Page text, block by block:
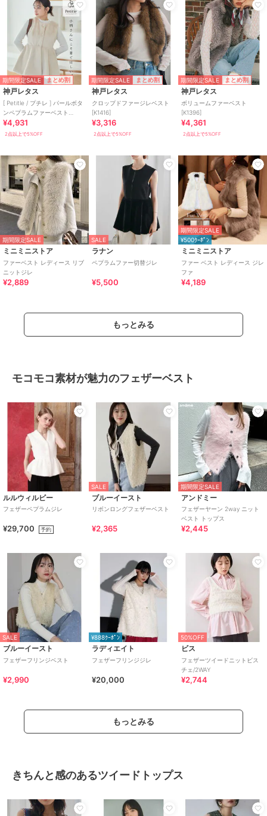
期間限定SALE まとめ割
神戸レタス
[ Petitle / プチレ ] パールボタ
ンペプラムファーベスト
[K1260]
¥4,931
2点以上で5%OFF
期間限定SALE まとめ割
神戸レタス
クロップドファージレベスト
[K1416]
¥3,316
2点以上で5%OFF
期間限定SALE まとめ割
神戸レタス
ボリュームファーベスト
[K1396]
¥4,361
2点以上で5%OFF
期間限定SALE
ミニミニストア
ファーベスト レディース リブ
ニットジレ
¥2,889
SALE
ラナン
ペプラムファー切替ジレ
¥5,500
期間限定SALE
¥500ｸｰﾎﾟﾝ
ミニミニストア
ファー ベスト レディース ジレ
ファ
¥4,189
もっとみる
モコモコ素材が魅力のフェザーベスト
ルルウィルビー
フェザーペプラムジレ
¥29,700 予約
SALE
ブルーイースト
リボンロングフェザーベスト
¥2,365
期間限定SALE
アンドミー
フェザーヤーン 2way ニット
ベスト トップス
¥2,445
SALE
ブルーイースト
フェザーフリンジベスト
¥2,990
¥888ｸｰﾎﾟﾝ
ラディエイト
フェザーフリンジジレ
¥20,000
50%OFF
ビス
フェザーツイードニットビス
チェ/2WAY
¥2,744
もっとみる
きちんと感のあるツイードトップス